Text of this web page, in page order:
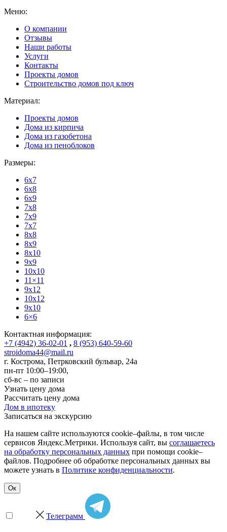
Меню:
О компании
Отзывы
Наши работы
Услуги
Контакты
Проекты домов
Строительство домов под ключ
Материал:
Проекты домов
Дома из кирпича
Дома из газобетона
Дома из пеноблоков
Размеры:
6x7
6x8
6x9
7x8
7x9
7x7
8x8
8x9
8x10
9x9
10x10
11×11
9x12
10x12
9x10
6×6
Контактная информация:
+7 (4942) 36-02-01 , 8 (953) 640-59-60
stroidoma44@mail.ru
г. Кострома, Петрковский бульвар, 24а
пн-пт 10:00–19:00,
сб-вс – по записи
Узнать цену дома
Рассчитать цену дома
Дом в ипотеку
Записаться на экскурсию
На нашем сайте используются cookie–файлы, в том числе
сервисов Яндекс.Метрики. Используя сайт, вы соглашаетесь
на обработку персональных данных при помощи cookie–
файлов. Подробнее об обработке персональных данных вы
можете узнать в Политике конфиденциальности.
Ок
Телеграмм